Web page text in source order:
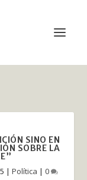
SINO EN
SOBRE LA
| Política | 0